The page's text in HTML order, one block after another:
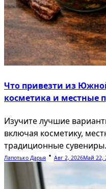
Что привезти из
косметика и местные
Изучите лучшие
включая косметику,
традиционные сувениры.
Лапотько Дарья Авг 2, 2026Май 22,